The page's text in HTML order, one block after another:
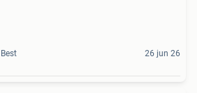
Best 26 jun 26